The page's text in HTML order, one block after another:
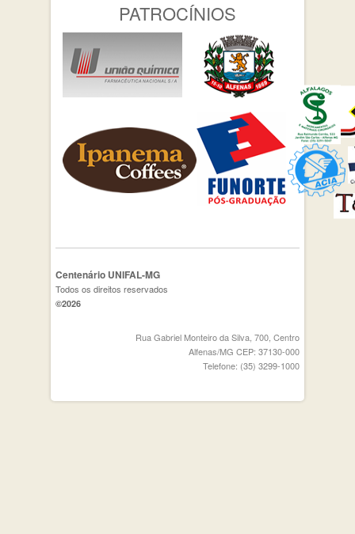
PATROCÍNIOS
Centenário UNIFAL-MG
Todos os direitos reservados
©2026
Rua Gabriel Monteiro da Silva, 700, Centro
Alfenas/MG CEP: 37130-000
Telefone: (35) 3299-1000